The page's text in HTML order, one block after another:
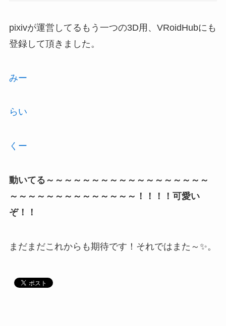
pixivが運営してるもう一つの3D用、VRoidHubにも
登録して頂きました。
みー
らい
くー
動いてる～～～～～～～～～～～～～～～～～～
～～～～～～～～～～～～～～！！！！可愛い
ぞ！！
まだまだこれからも期待です！それではまた～✨。